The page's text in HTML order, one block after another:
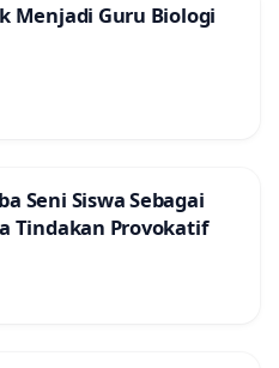
Menjadi Guru Biologi
Seni Siswa Sebagai
Tindakan Provokatif